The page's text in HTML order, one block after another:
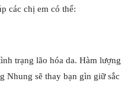
các chị em có thể:
trạng lão hóa da. Hàm lượng
Nhung sẽ thay bạn gìn giữ sắc